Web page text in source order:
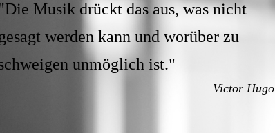
Musik drückt das aus, was nicht
werden kann und worüber zu
unmöglich ist."
Victor Hugo